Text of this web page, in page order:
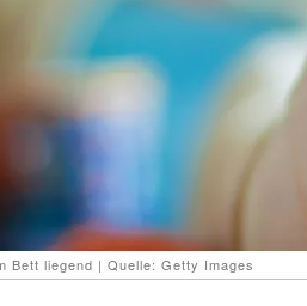
Bett liegend | Quelle: Getty Images